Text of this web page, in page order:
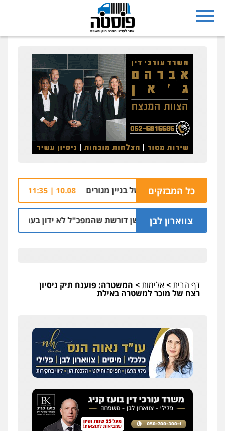
כל המבזקים
שפת הבריכה של בניין מגורים 10.08 | 11:35 שלושה
צווארון לבן
ניצב שושן דורשת שהמפכ"ל לא ידון בעניינה בגלל
דף הבית>אלימות> המשטרה: פוענח תיק ניסיון
רצח של מוכר למשטרה באילת